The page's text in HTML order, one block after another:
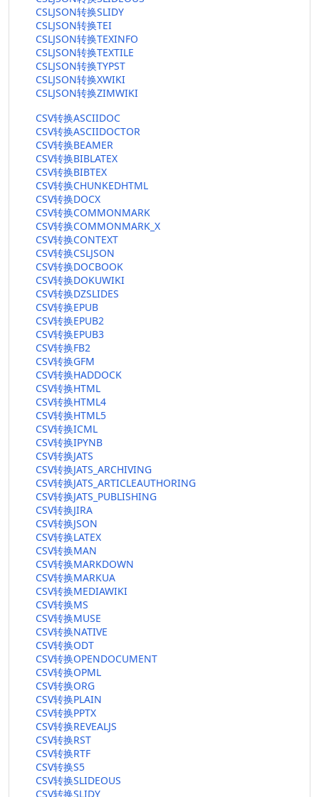
CSLJSON转换SLIDY
CSLJSON转换TEI
CSLJSON转换TEXINFO
CSLJSON转换TEXTILE
CSLJSON转换TYPST
CSLJSON转换XWIKI
CSLJSON转换ZIMWIKI
CSV转换ASCIIDOC
CSV转换ASCIIDOCTOR
CSV转换BEAMER
CSV转换BIBLATEX
CSV转换BIBTEX
CSV转换CHUNKEDHTML
CSV转换DOCX
CSV转换COMMONMARK
CSV转换COMMONMARK_X
CSV转换CONTEXT
CSV转换CSLJSON
CSV转换DOCBOOK
CSV转换DOKUWIKI
CSV转换DZSLIDES
CSV转换EPUB
CSV转换EPUB2
CSV转换EPUB3
CSV转换FB2
CSV转换GFM
CSV转换HADDOCK
CSV转换HTML
CSV转换HTML4
CSV转换HTML5
CSV转换ICML
CSV转换IPYNB
CSV转换JATS
CSV转换JATS_ARCHIVING
CSV转换JATS_ARTICLEAUTHORING
CSV转换JATS_PUBLISHING
CSV转换JIRA
CSV转换JSON
CSV转换LATEX
CSV转换MAN
CSV转换MARKDOWN
CSV转换MARKUA
CSV转换MEDIAWIKI
CSV转换MS
CSV转换MUSE
CSV转换NATIVE
CSV转换ODT
CSV转换OPENDOCUMENT
CSV转换OPML
CSV转换ORG
CSV转换PLAIN
CSV转换PPTX
CSV转换REVEALJS
CSV转换RST
CSV转换RTF
CSV转换S5
CSV转换SLIDEOUS
CSV转换SLIDY